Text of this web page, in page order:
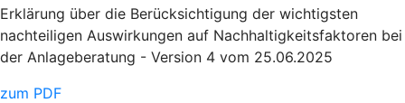
Erklärung über die Berücksichtigung der wichtigsten
nachteiligen Auswirkungen auf Nachhaltigkeitsfaktoren bei
der Anlageberatung - Version 4 vom 25.06.2025
zum PDF